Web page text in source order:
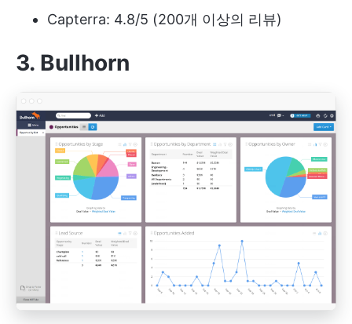
Capterra: 4.8/5 (200개 이상의 리뷰)
3. Bullhorn